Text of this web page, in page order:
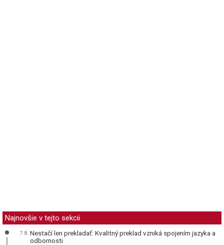
Najnovšie v tejto sekcii
7.8. Nestačí len prekladať: Kvalitný preklad vzniká spojením jazyka a
odbornosti